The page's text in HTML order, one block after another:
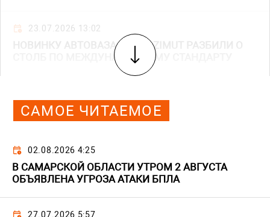
23.07.2026 13:02
НОВИНКУ АВТОВАЗА LADA AZIMUT РАЗБИЛИ О
СТОЛБ ПО МЕЖДУНАРОДНОМУ СТАНДАРТУ
САМОЕ ЧИТАЕМОЕ
02.08.2026 4:25
В САМАРСКОЙ ОБЛАСТИ УТРОМ 2 АВГУСТА
ОБЪЯВЛЕНА УГРОЗА АТАКИ БПЛА
27.07.2026 5:57